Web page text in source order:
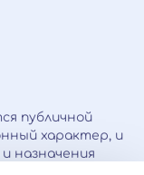
публичной
характер, и
назначения